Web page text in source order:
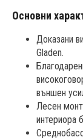
Основни
Доказани
Gladen.
външен
Лесен
интериора